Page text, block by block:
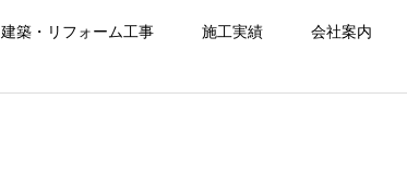
建築・リフォーム工事 施工実績 会社案内